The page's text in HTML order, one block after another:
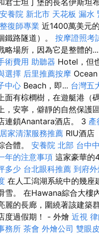
安養院 新北市 天花板 漏水
復師專業 近1400萬美元
鐵路隧道）。 按摩證照考
略場所，因為它是整體的
術費用 助聽器 Hotel，但
選擇 后里推薦按摩 Ocean
中心 Beach，即... 台灣五
面有棕櫚樹，在遊艇港（
，安寧，僻靜的自然保護
連鎖Anantara酒店。 3 產
家清潔服務推薦 RIU酒店
合體。 安養院 北部 台中
年的注意事項 這家豪華的
多少 台北眼科推薦 到府外
在人工潟湖系統中的幾座
雪。 在Hawana綜合大樓
麗的長廊，圍繞著該建築
度過假期！ - 外燴 近視
務所 茶會 外燴公司 雙眼皮